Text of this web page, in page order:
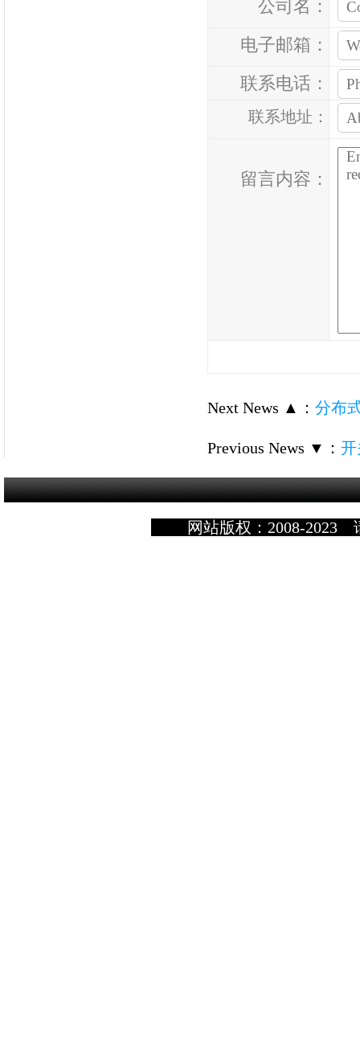
公司名：
电子邮箱：
联系电话：
联系地址：
留言内容：
Next News ▲ ： 分布
Previous News ▼ ：
网站版权：2008-2023